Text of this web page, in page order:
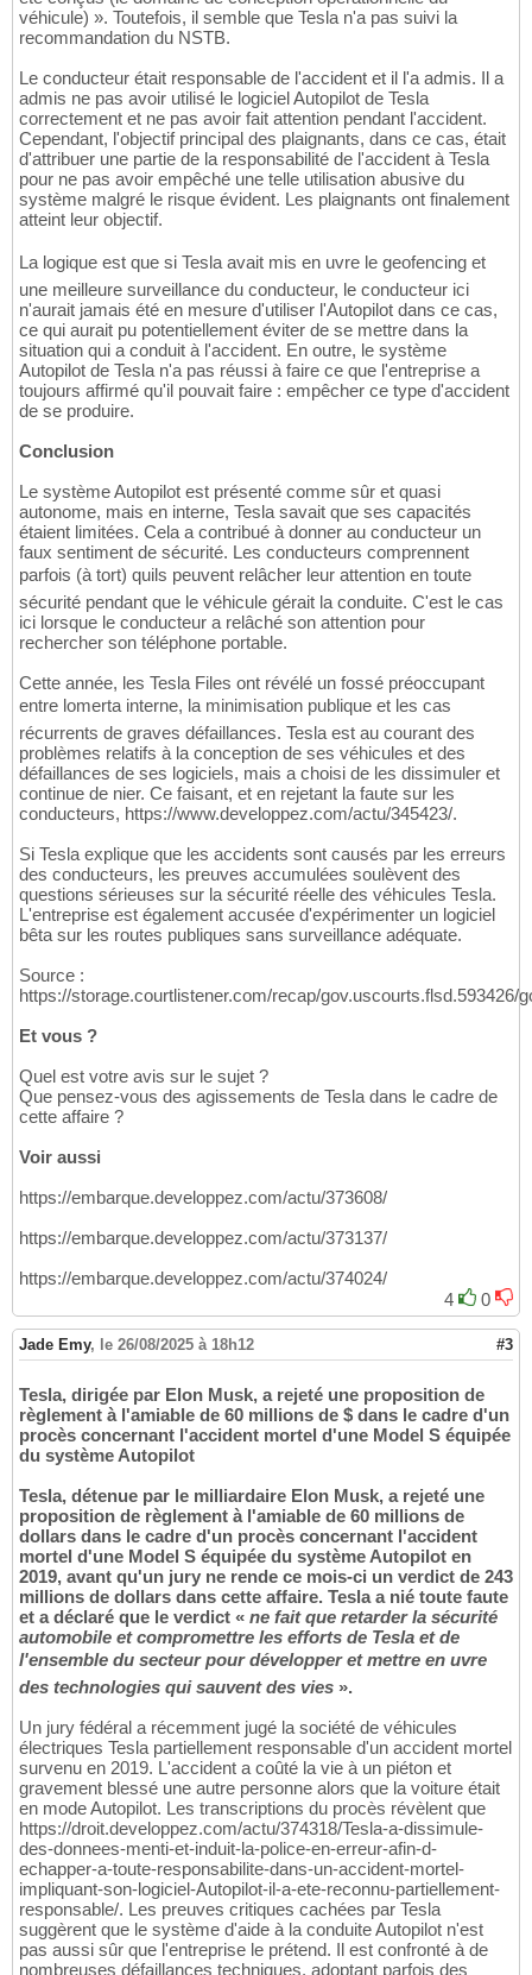
véhicule) ». Toutefois, il semble que Tesla n'a pas suivi la
recommandation du NSTB.
Le conducteur était responsable de l'accident et il l'a admis. Il a
admis ne pas avoir utilisé le logiciel Autopilot de Tesla
correctement et ne pas avoir fait attention pendant l'accident.
Cependant, l'objectif principal des plaignants, dans ce cas, était
d'attribuer une partie de la responsabilité de l'accident à Tesla
pour ne pas avoir empêché une telle utilisation abusive du
système malgré le risque évident. Les plaignants ont finalement
atteint leur objectif.
La logique est que si Tesla avait mis en uvre le geofencing et
une meilleure surveillance du conducteur, le conducteur ici
n'aurait jamais été en mesure d'utiliser l'Autopilot dans ce cas,
ce qui aurait pu potentiellement éviter de se mettre dans la
situation qui a conduit à l'accident. En outre, le système
Autopilot de Tesla n'a pas réussi à faire ce que l'entreprise a
toujours affirmé qu'il pouvait faire : empêcher ce type d'accident
de se produire.
Conclusion
Le système Autopilot est présenté comme sûr et quasi
autonome, mais en interne, Tesla savait que ses capacités
étaient limitées. Cela a contribué à donner au conducteur un
faux sentiment de sécurité. Les conducteurs comprennent
parfois (à tort) quils peuvent relâcher leur attention en toute
sécurité pendant que le véhicule gérait la conduite. C'est le cas
ici lorsque le conducteur a relâché son attention pour
rechercher son téléphone portable.
Cette année, les Tesla Files ont révélé un fossé préoccupant
entre lomerta interne, la minimisation publique et les cas
récurrents de graves défaillances. Tesla est au courant des
problèmes relatifs à la conception de ses véhicules et des
défaillances de ses logiciels, mais a choisi de les dissimuler et
continue de nier. Ce faisant, et en rejetant la faute sur les
conducteurs, https://www.developpez.com/actu/345423/.
Si Tesla explique que les accidents sont causés par les erreurs
des conducteurs, les preuves accumulées soulèvent des
questions sérieuses sur la sécurité réelle des véhicules Tesla.
L'entreprise est également accusée d'expérimenter un logiciel
bêta sur les routes publiques sans surveillance adéquate.
Source :
https://storage.courtlistener.com/recap/gov.uscourts.flsd.593426/
Et vous ?
Quel est votre avis sur le sujet ?
Que pensez-vous des agissements de Tesla dans le cadre de
cette affaire ?
Voir aussi
https://embarque.developpez.com/actu/373608/
https://embarque.developpez.com/actu/373137/
https://embarque.developpez.com/actu/374024/
4
0
Jade Emy, le 26/08/2025 à 18h12 #3
Tesla, dirigée par Elon Musk, a rejeté une proposition de
règlement à l'amiable de 60 millions de $ dans le cadre d'un
procès concernant l'accident mortel d'une Model S équipée
du système Autopilot
Tesla, détenue par le milliardaire Elon Musk, a rejeté une
proposition de règlement à l'amiable de 60 millions de
dollars dans le cadre d'un procès concernant l'accident
mortel d'une Model S équipée du système Autopilot en
2019, avant qu'un jury ne rende ce mois-ci un verdict de 243
millions de dollars dans cette affaire. Tesla a nié toute faute
et a déclaré que le verdict « ne fait que retarder la sécurité
automobile et compromettre les efforts de Tesla et de
l'ensemble du secteur pour développer et mettre en uvre
des technologies qui sauvent des vies ».
Un jury fédéral a récemment jugé la société de véhicules
électriques Tesla partiellement responsable d'un accident mortel
survenu en 2019. L'accident a coûté la vie à un piéton et
gravement blessé une autre personne alors que la voiture était
en mode Autopilot. Les transcriptions du procès révèlent que
https://droit.developpez.com/actu/374318/Tesla-a-dissimule-
des-donnees-menti-et-induit-la-police-en-erreur-afin-d-
echapper-a-toute-responsabilite-dans-un-accident-mortel-
impliquant-son-logiciel-Autopilot-il-a-ete-reconnu-partiellement-
responsable/. Les preuves critiques cachées par Tesla
suggèrent que le système d'aide à la conduite Autopilot n'est
pas aussi sûr que l'entreprise le prétend. Il est confronté à de
nombreuses défaillances techniques, adoptant parfois des